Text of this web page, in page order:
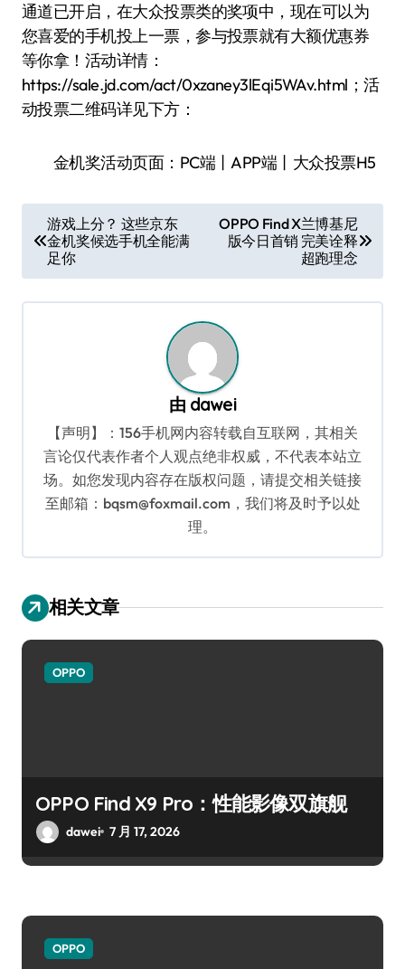
通道已开启，在大众投票类的奖项中，现在可以为
您喜爱的手机投上一票，参与投票就有大额优惠券
等你拿！活动详情：
https://sale.jd.com/act/0xzaney3lEqi5WAv.html；活
动投票二维码详见下方：
金机奖活动页面：PC端丨APP端丨大众投票H5
章
导
航
游戏上分？ 这些京东
金机奖候选手机全能满
足你
OPPO Find X兰博基尼
版今日首销 完美诠释
超跑理念
由 dawei
【声明】：156手机网内容转载自互联网，其相关
言论仅代表作者个人观点绝非权威，不代表本站立
场。如您发现内容存在版权问题，请提交相关链接
至邮箱：bqsm@foxmail.com，我们将及时予以处
理。
相关文章
OPPO
OPPO Find X9 Pro：性能影像双旗舰
dawei 7 月 17, 2026
OPPO